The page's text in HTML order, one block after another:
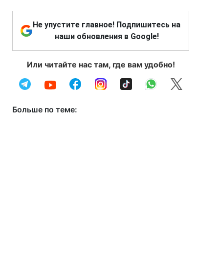
Не упустите главное! Подпишитесь на
наши обновления в Google!
Или читайте нас там, где вам удобно!
Больше по теме: